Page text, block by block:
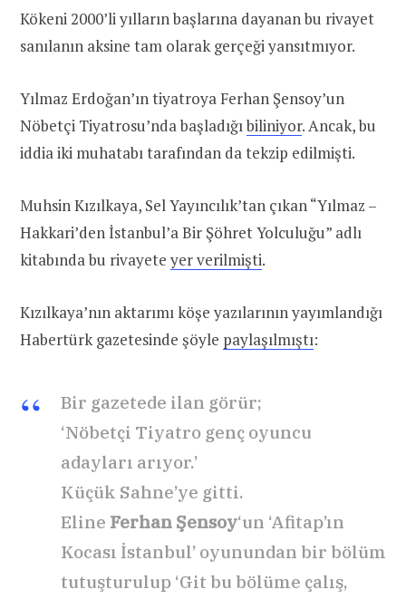
Kökeni 2000’li yılların başlarına dayanan bu rivayet
sanılanın aksine tam olarak gerçeği yansıtmıyor.
Yılmaz Erdoğan’ın tiyatroya Ferhan Şensoy’un
Nöbetçi Tiyatrosu’nda başladığıbiliniyor. Ancak, bu
iddia iki muhatabı tarafından da tekzip edilmişti.
Muhsin Kızılkaya, Sel Yayıncılık’tan çıkan “Yılmaz –
Hakkari’den İstanbul’a Bir Şöhret Yolculuğu” adlı
kitabında bu rivayete yer verilmişti.
Kızılkaya’nın aktarımı köşe yazılarının yayımlandığı
Habertürk gazetesinde şöyle paylaşılmıştı:
Bir gazetede ilan görür;
‘Nöbetçi Tiyatro genç oyuncu
adayları arıyor.’
Küçük Sahne’ye gitti.
Eline Ferhan Şensoy‘un ‘Afitap’ın
Kocası İstanbul’ oyunundan bir bölüm
tutuşturulup ‘Git bu bölüme çalış,